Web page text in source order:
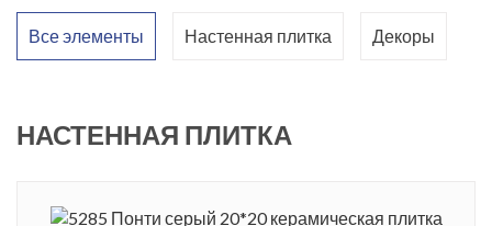
Все элементы Настенная плитка Декоры
НАСТЕННАЯ ПЛИТКА